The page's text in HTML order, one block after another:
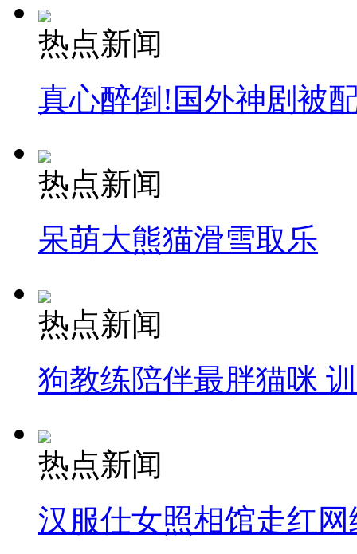
热点新闻
真心醉倒!国外神剧被
热点新闻
呆萌大熊猫滑雪取乐
热点新闻
狗教练陪伴最胖猫咪
热点新闻
汉服仕女照相馆走红网